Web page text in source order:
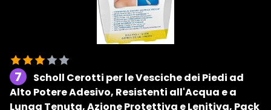
7
Scholl Cerotti per le Vesciche dei Piedi ad
Alto Potere Adesivo, Resistenti all'Acqua e a
Lunga Tenuta, Azione Protettiva e Lenitiva, Pack